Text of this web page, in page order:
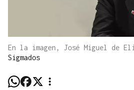
En la imagen, José Miguel de
Sigmados